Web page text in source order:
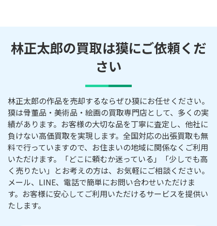
林正太郎の買取は獏にご依頼くだ
さい
林正太郎の作品を売却するならぜひ獏にお任せください。
獏は骨董品・美術品・絵画の買取専門店として、多くの実
績があります。お客様の大切な品を丁寧に査定し、他社に
負けない高価買取を実現します。全国対応の出張買取も無
料で行っていますので、お住まいの地域に関係なくご利用
いただけます。「どこに頼むか迷っている」「少しでも高
く売りたい」とお考えの方は、お気軽にご相談ください。
メール、LINE、電話で簡単にお問い合わせいただけま
す。お客様に安心してご利用いただけるサービスを提供い
たします。